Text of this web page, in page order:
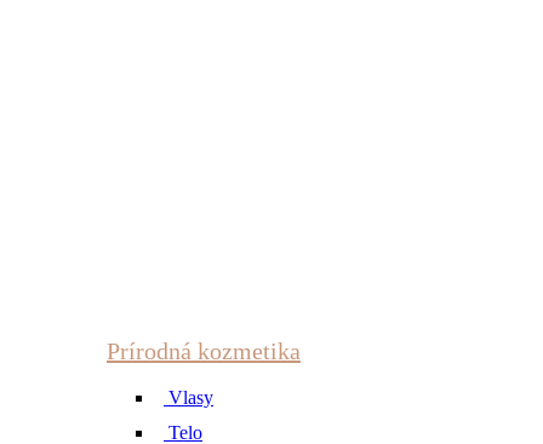
Prírodná kozmetika
Vlasy
Telo